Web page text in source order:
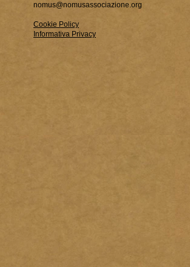
nomus@nomusassociazione.org
Cookie Policy
Informativa Privacy